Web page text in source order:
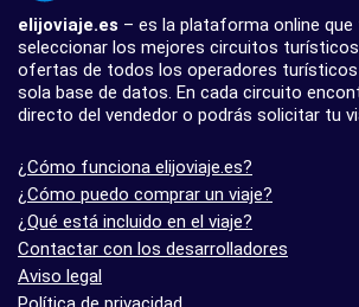
elijoviaje.es – es la plataforma online
seleccionar los mejores circuitos
ofertas de todos los operadores turísticos
sola base de datos. En cada circuito
directo del vendedor o podrás solicitar tu
¿Cómo funciona elijoviaje.es?
¿Cómo puedo comprar un viaje?
¿Qué está incluido en el viaje?
Contactar con los desarrolladores
Aviso legal